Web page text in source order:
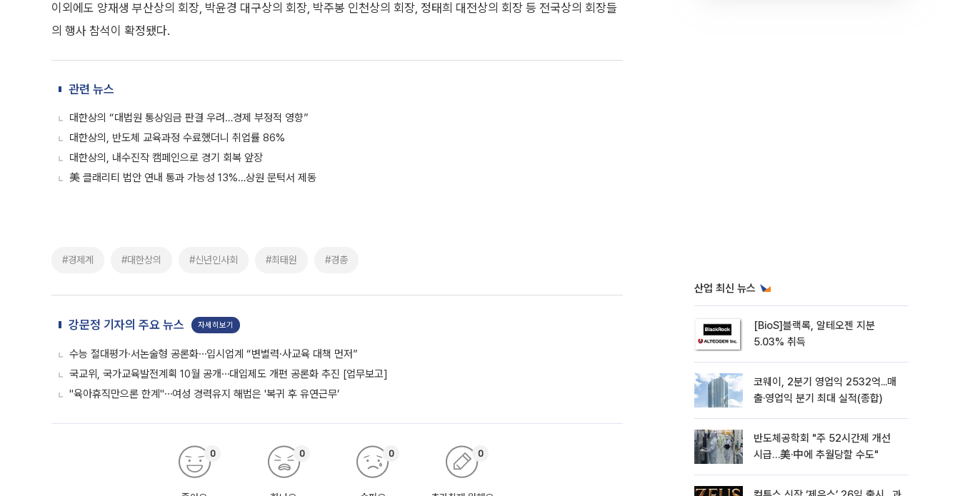
이외에도 양재생 부산상의 회장, 박윤경 대구상의 회장, 박주봉 인천상의 회장, 정태희 대전상의 회장 등 전국상의 회장들
의 행사 참석이 확정됐다.
관련 뉴스
대한상의 “대법원 통상임금 판결 우려…경제 부정적 영향”
대한상의, 반도체 교육과정 수료했더니 취업률 86%
대한상의, 내수진작 캠페인으로 경기 회복 앞장
美 클래리티 법안 연내 통과 가능성 13%…상원 문턱서 제동
#경제계 #대한상의 #신년인사회 #최태원 #경총
강문정 기자의 주요 뉴스 자세히보기
수능 절대평가·서논술형 공론화⋯입시업계 “변별력·사교육 대책 먼저”
국교위, 국가교육발전계획 10월 공개⋯대입제도 개편 공론화 추진 [업무보고]
"육아휴직만으론 한계"⋯여성 경력유지 해법은 '복귀 후 유연근무’
0 0 0 0
산업 최신 뉴스
[BioS]블랙록, 알테오젠 지분
5.03% 취득
코웨이, 2분기 영업익 2532억...매
출·영업익 분기 최대 실적(종합)
반도체공학회 "주 52시간제 개선
시급…美·中에 추월당할 수도"